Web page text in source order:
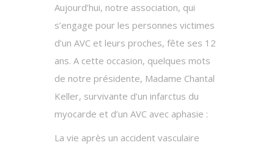
Aujourd’hui, notre association, qui
s’engage pour les personnes victimes
d’un AVC et leurs proches, fête ses 12
ans. A cette occasion, quelques mots
de notre présidente, Madame Chantal
Keller, survivante d’un infarctus du
myocarde et d’un AVC avec aphasie :
La vie après un accident vasculaire